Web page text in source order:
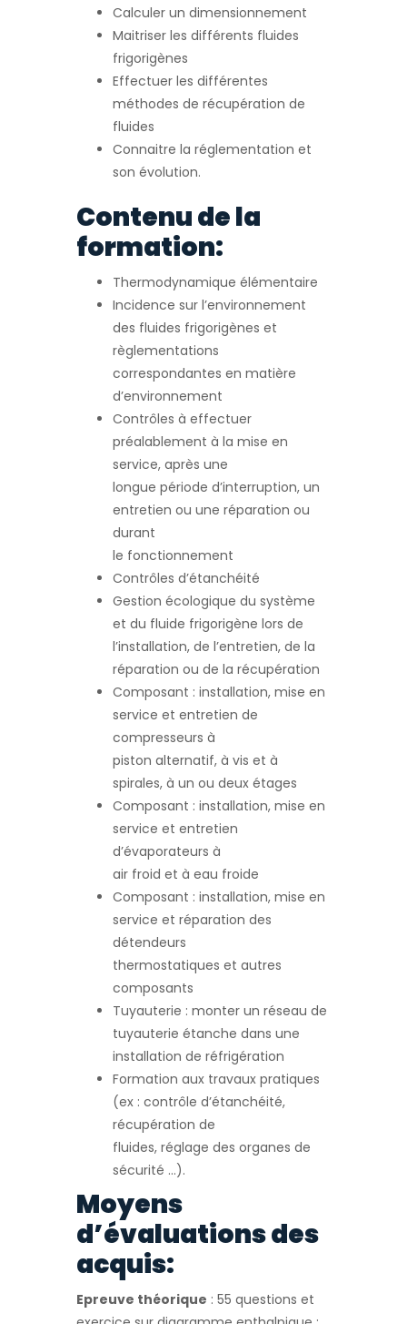
Calculer un dimensionnement
Maitriser les différents fluides
frigorigènes
Effectuer les différentes
méthodes de récupération de
fluides
Connaitre la réglementation et
son évolution.
Contenu de la
formation:
Thermodynamique élémentaire
Incidence sur l’environnement
des fluides frigorigènes et
règlementations
correspondantes en matière
d’environnement
Contrôles à effectuer
préalablement à la mise en
service, après une
longue période d’interruption, un
entretien ou une réparation ou
durant
le fonctionnement
Contrôles d’étanchéité
Gestion écologique du système
et du fluide frigorigène lors de
l’installation, de l’entretien, de la
réparation ou de la récupération
Composant : installation, mise en
service et entretien de
compresseurs à
piston alternatif, à vis et à
spirales, à un ou deux étages
Composant : installation, mise en
service et entretien
d’évaporateurs à
air froid et à eau froide
Composant : installation, mise en
service et réparation des
détendeurs
thermostatiques et autres
composants
Tuyauterie : monter un réseau de
tuyauterie étanche dans une
installation de réfrigération
Formation aux travaux pratiques
(ex : contrôle d’étanchéité,
récupération de
fluides, réglage des organes de
sécurité …).
Moyens
d’évaluations des
acquis:
Epreuve théorique : 55 questions et